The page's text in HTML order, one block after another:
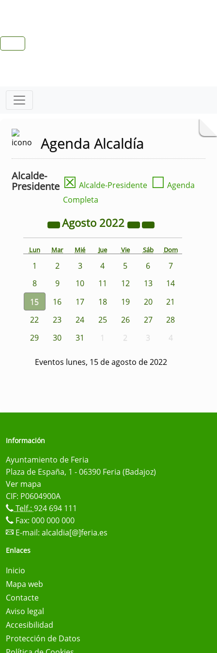
Agenda Alcaldía
Alcalde-
Presidente ☒ Alcalde-Presidente ☐ Agenda
Completa
Agosto 2022
Lun Mar Mié Jue Vie Sáb Dom
1 2 3 4 5 6
7
8
9 10 11 12 13
14
15
16 17 18 19 20
21
22
23 24 25 26 27
28
29
30 31 1 2 3 4
Eventos lunes, 15 de agosto de 2022
Información
Ayuntamiento de Feria
Plaza de España, 1 - 06390 Feria (Badajoz)
Ver mapa
CIF: P0604900A
Telf.: 924 694 111
Fax: 000 000 000
E-mail: alcaldia[@]feria.es
Enlaces
Inicio
Mapa web
Contacte
Aviso legal
Accesibilidad
Protección de Datos